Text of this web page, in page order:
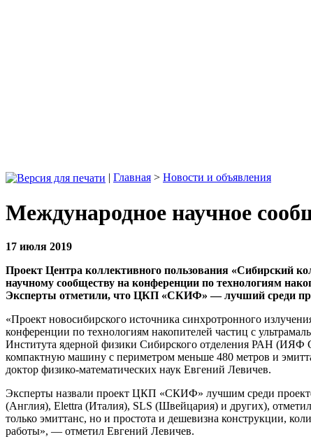
| Главная > Новости и объявления
Международное научное
17 июля 2019
Проект Центра коллективного пользования «Сибирский
научному сообществу на конференции по технологиям
Эксперты отметили, что ЦКП «СКИФ» — лучший среди
«Проект новосибирского источника синхротронного
конференции по технологиям накопителей частиц с
Института ядерной физики Сибирского отделения РАН (ИЯФ
компактную машину с периметром меньше 480 метров и
доктор физико-математических наук Евгений Левичев.
Эксперты назвали проект ЦКП «СКИФ» лучшим среди
(Англия), Elettra (Италия), SLS (Швейцария) и других),
только эмиттанс, но и простота и дешевизна конструкции,
работы», — отметил Евгений Левичев.